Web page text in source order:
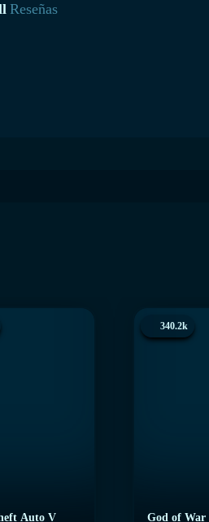
Reseñas
Auto V
340.2k
God of War